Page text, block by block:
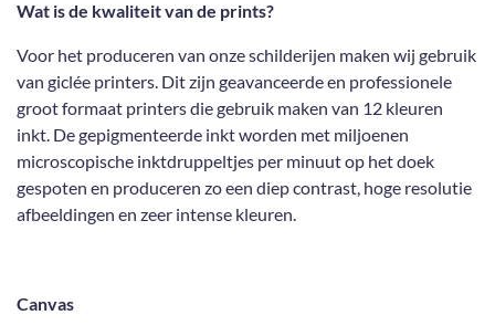
Wat is de kwaliteit van de prints?
Voor het produceren van onze schilderijen maken wij gebruik
van giclée printers. Dit zijn geavanceerde en professionele
groot formaat printers die gebruik maken van 12 kleuren
inkt. De gepigmenteerde inkt worden met miljoenen
microscopische inktdruppeltjes per minuut op het doek
gespoten en produceren zo een diep contrast, hoge resolutie
afbeeldingen en zeer intense kleuren.
Canvas